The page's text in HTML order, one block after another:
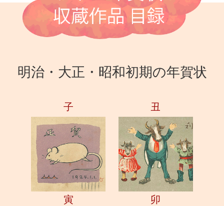
明治・大正・昭和初期の年賀状
子 丑
寅 卯